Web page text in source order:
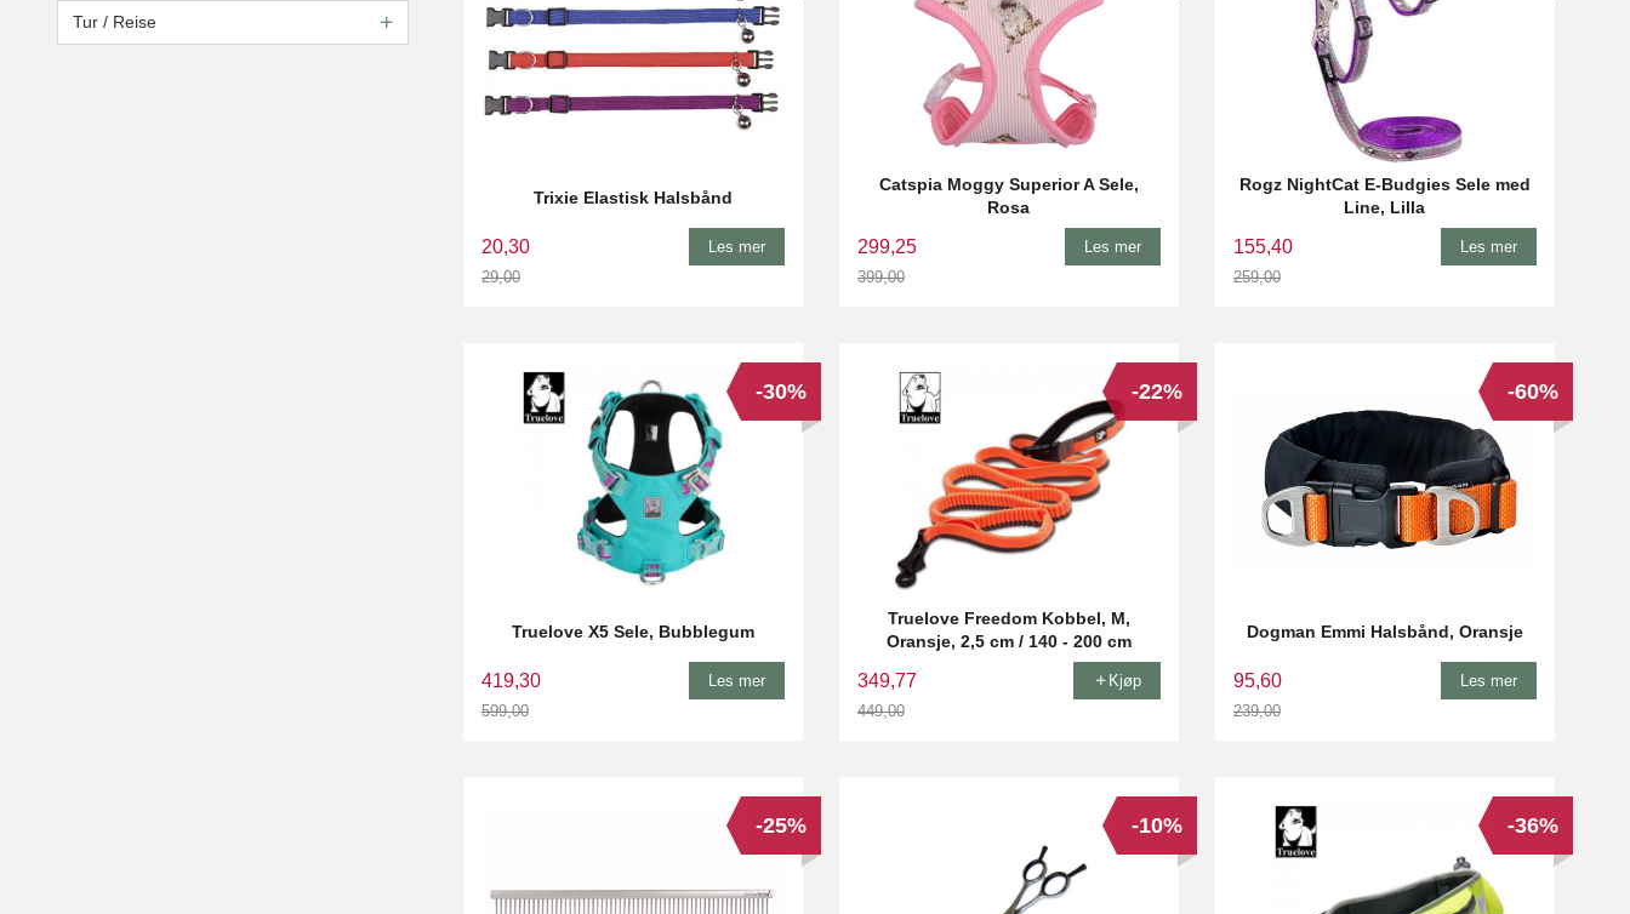
Tur / Reise
Trixie Elastisk Halsbånd
20,30
29,00
Les mer
Catspia Moggy Superior A Sele,
Rosa
299,25
399,00
Les mer
Rogz NightCat E-Budgies Sele med
Line, Lilla
155,40
259,00
Les mer
Truelove X5 Sele, Bubblegum
419,30
599,00
-30%
Les mer
Truelove Freedom Kobbel, M,
Oransje, 2,5 cm / 140 - 200 cm
349,77
449,00
-22%
Kjøp
Dogman Emmi Halsbånd, Oransje
95,60
239,00
-60%
Les mer
-25% -10% -36%